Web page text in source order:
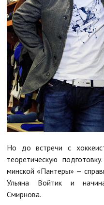
Но до встречи с
теоретическую
минской «Пантеры» —
Ульяна Войтик и
Смирнова.